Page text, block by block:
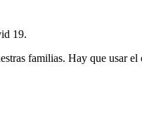
19.
familias. Hay que usar